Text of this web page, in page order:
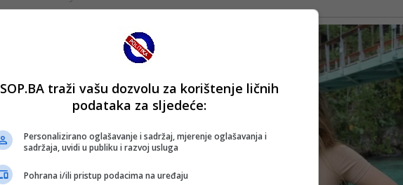
SOP.BA traži vašu dozvolu za korištenje ličnih
podataka za sljedeće:
Personalizirano oglašavanje i sadržaj, mjerenje oglašavanja i
sadržaja, uvidi u publiku i razvoj usluga
Pohrana i/ili pristup podacima na uređaju